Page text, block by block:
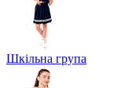
Шкільна група